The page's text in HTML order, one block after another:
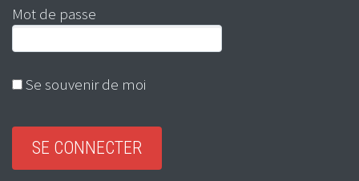
Mot de passe
Se souvenir de moi